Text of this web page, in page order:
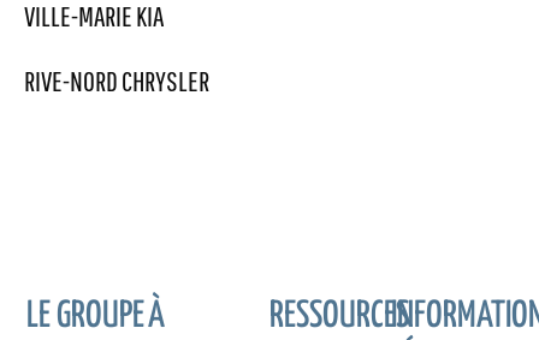
VILLE-MARIE KIA
RIVE-NORD CHRYSLER
LE GROUPEÀ
RESSOURCES